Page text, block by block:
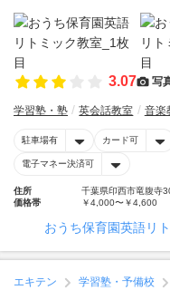
3.07 写
学習塾・塾 英会話教室 音楽
駐車場有 カード可
電子マネー決済可
住所
千葉県印西市竜腹寺
価格帯
￥4,000〜￥4,600
おうち保育園英語リ
エキテン 学習塾・予備校